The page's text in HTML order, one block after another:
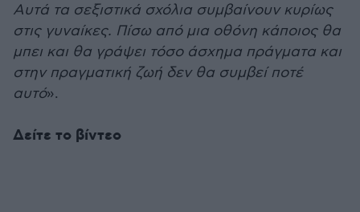
Αυτά τα σεξιστικά σχόλια συμβαίνουν κυρίως
στις γυναίκες. Πίσω από μια οθόνη κάποιος θα
μπει και θα γράψει τόσο άσχημα πράγματα και
στην πραγματική ζωή δεν θα συμβεί ποτέ
αυτό».
Δείτε το βίντεο